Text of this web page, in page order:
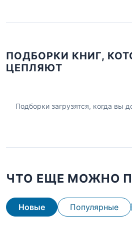
ПОДБОРКИ КНИГ,
ЦЕПЛЯЮТ
Подборки загрузятся, когда вы
ЧТО ЕЩЕ МОЖНО
Новые Популярные